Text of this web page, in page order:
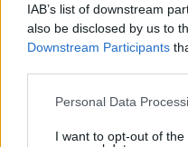
IAB’s list of downstream
also be disclosed by us to
Downstream Participants
Please note that this
not limited to your visit or
Personal Data
I want to opt-out of
στρατεύματα από τη